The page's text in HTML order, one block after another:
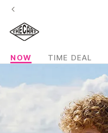
NOW TIME DEAL